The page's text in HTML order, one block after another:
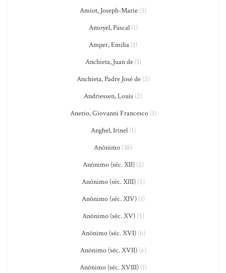
Amiot, Joseph-Marie (3)
Amoyel, Pascal(1)
Amper, Emilia (1)
Anchieta, Juan de(1)
Anchieta, Padre José de(2)
Andriessen, Louis (2)
Anerio, Giovanni Francesco(1)
Anghel, Irinel(1)
Anônimo (38)
Anônimo (séc. XII)(2)
Anônimo (séc. XIII)(5)
Anônimo (séc. XIV)(1)
Anônimo (séc. XV)(5)
Anônimo (séc. XVI)(6)
Anônimo (séc. XVII)(6)
Anônimo (séc. XVIII)(1)